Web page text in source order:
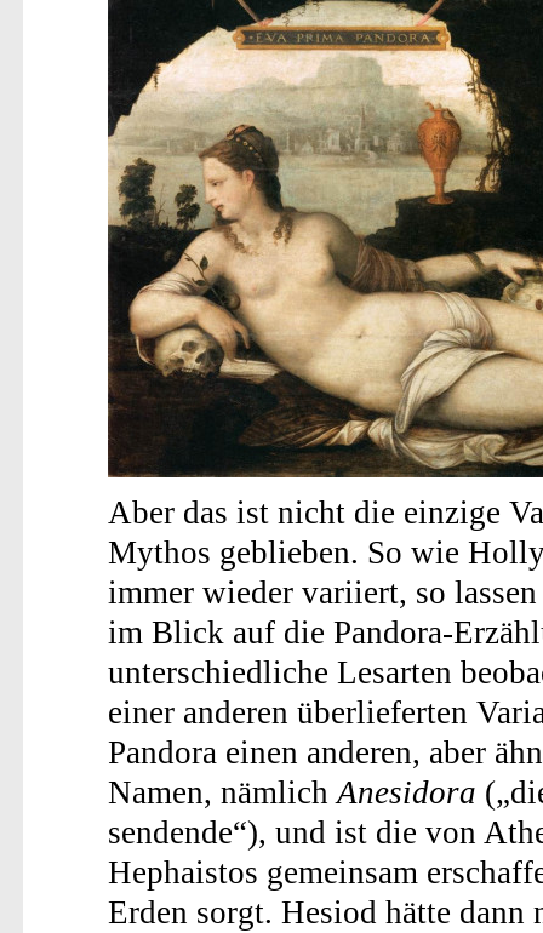
Aber das ist nicht die einzige
Mythos geblieben. So wie
immer wieder variiert, so
im Blick auf die Pandora-
unterschiedliche Lesarten
einer anderen überlieferten
Pandora einen anderen, aber
Namen, nämlichAnesidora
sendende“), und ist die von
Hephaistos gemeinsam
Erden sorgt. Hesiod hätte